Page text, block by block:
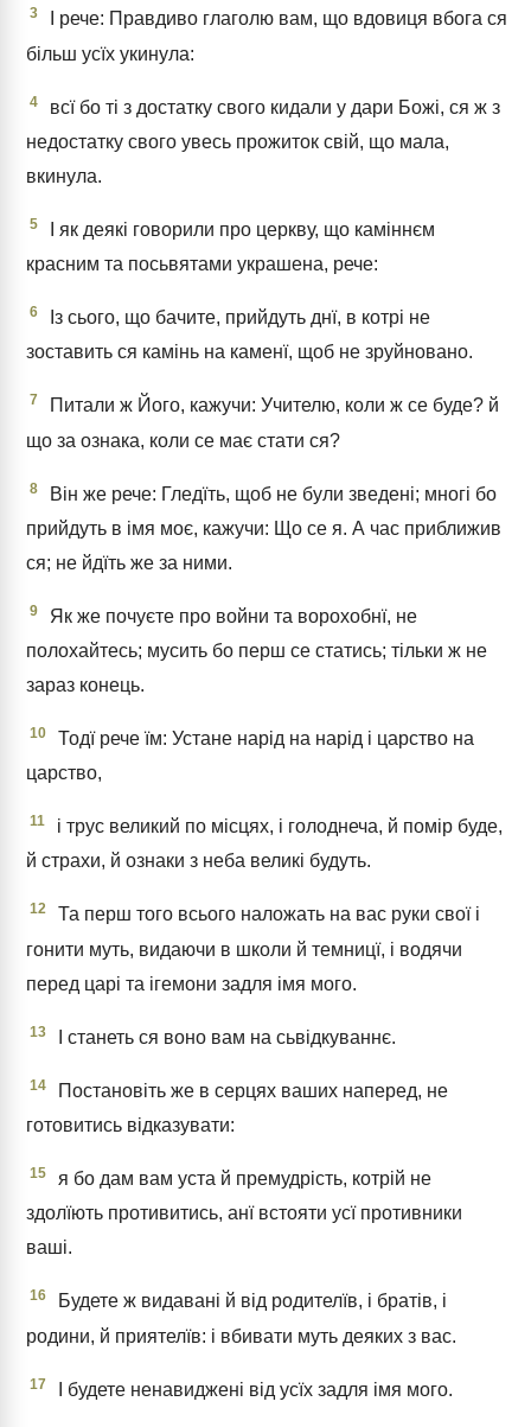
3
І рече: Правдиво глаголю вам, що вдовиця вбога ся
більш усїх укинула:
4
всї бо ті з достатку свого кидали у дари Божі, ся ж з
недостатку свого увесь прожиток свій, що мала,
вкинула.
5
І як деякі говорили про церкву, що каміннєм
красним та посьвятами украшена, рече:
6
Із сього, що бачите, прийдуть днї, в котрі не
зоставить ся камінь на каменї, щоб не зруйновано.
7
Питали ж Його, кажучи: Учителю, коли ж се буде? й
що за ознака, коли се має стати ся?
8
Він же рече: Гледїть, щоб не були зведені; многі бо
прийдуть в імя моє, кажучи: Що се я. А час приближив
ся; не йдїть же за ними.
9
Як же почуєте про войни та ворохобнї, не
полохайтесь; мусить бо перш се статись; тільки ж не
зараз конець.
10
Тодї рече їм: Устане нарід на нарід і царство на
царство,
11
і трус великий по місцях, і голоднеча, й помір буде,
й страхи, й ознаки з неба великі будуть.
12
Та перш того всього наложать на вас руки свої і
гонити муть, видаючи в школи й темницї, і водячи
перед царі та ігемони задля імя мого.
13 І станеть ся воно вам на сьвідкуваннє.
14
Постановіть же в серцях ваших наперед, не
готовитись відказувати:
15
я бо дам вам уста й премудрість, котрій не
здолїють противитись, анї встояти усї противники
ваші.
16
Будете ж видавані й від родителїв, і братів, і
родини, й приятелїв: і вбивати муть деяких з вас.
17 І будете ненавиджені від усїх задля імя мого.